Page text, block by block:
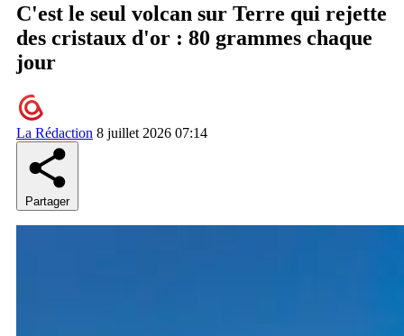
C'est le seul volcan sur Terre qui rejette
des cristaux d'or : 80 grammes chaque
jour
La Rédaction 8 juillet 2026 07:14
Partager